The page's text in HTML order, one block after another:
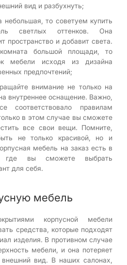
вид и разбухнуть;
небольшая, то советуем купить
светлых оттенков. Она
пространство и добавит света.
большой площади, то
мебели исходя из дизайна
предпочтений;
внимание не только на
внутреннее оснащение. Важно,
соответствовало правилам
в этом случае вы сможете
все свои вещи. Помните,
не только красивой, но и
мебель на заказ есть в
где вы сможете выбрать
для себя.
мебель
корпусной мебели
средства, которые подходят
изделия. В противном случае
мебели, и она потеряет
вид. В наших салонах,